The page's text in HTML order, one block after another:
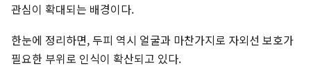
관심이 확대되는 배경이다.
한눈에 정리하면, 두피 역시 얼굴과 마찬가지로 자외선 보호가
필요한 부위로 인식이 확산되고 있다.